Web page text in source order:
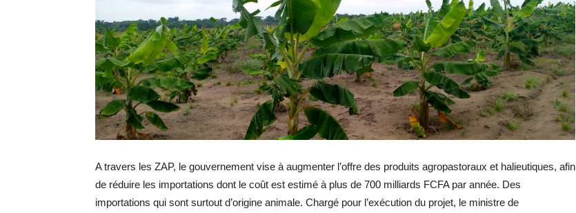
A travers les ZAP, le gouvernement vise à augmenter l’offre des produits agropastoraux et halieutiques, afin
de réduire les importations dont le coût est estimé à plus de 700 milliards FCFA par année. Des
importations qui sont surtout d’origine animale. Chargé pour l’exécution du projet, le ministre de